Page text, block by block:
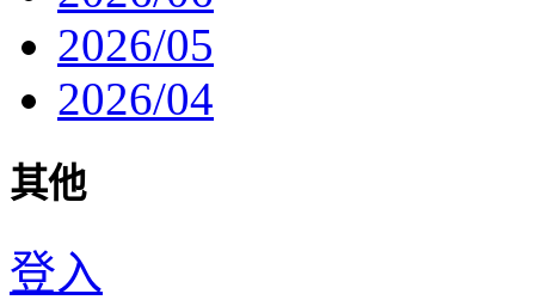
2026/05
2026/04
其他
登入